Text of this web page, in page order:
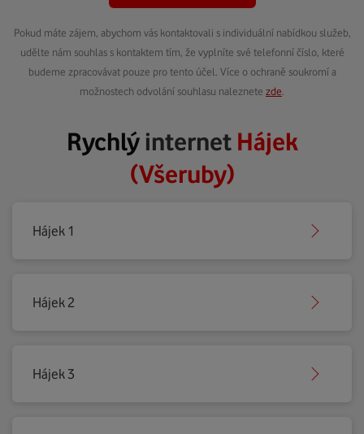
Pokud máte zájem, abychom vás kontaktovali s individuální nabídkou služeb,
udělte nám souhlas s kontaktem tím, že vyplníte své telefonní číslo, které
budeme zpracovávat pouze pro tento účel. Více o ochraně soukromí a
možnostech odvolání souhlasu naleznete zde
Rychlýinternet Hájek
(Všeruby)
Hájek 1
Hájek 2
Hájek 3